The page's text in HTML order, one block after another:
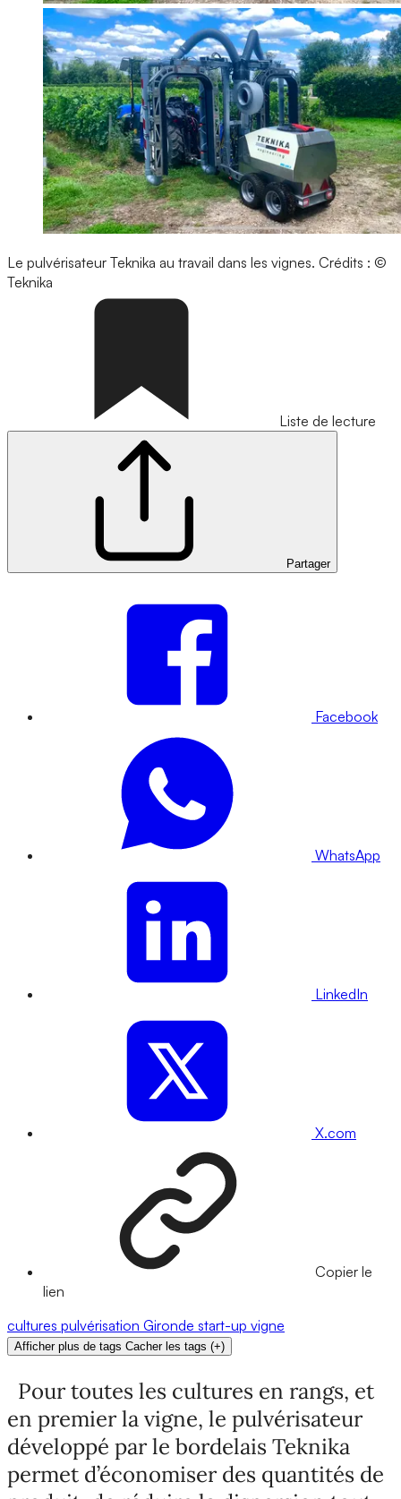
Le pulvérisateur Teknika au travail dans les vignes. Crédits : ©
Teknika
Liste de lecture
Partager
Facebook
WhatsApp
LinkedIn
X.com
Copier le
lien
cultures pulvérisation Gironde start-up vigne
Afficher plus de tags Cacher les tags (+)
Pour toutes les cultures en rangs, et
en premier la vigne, le pulvérisateur
développé par le bordelais Teknika
permet d’économiser des quantités de